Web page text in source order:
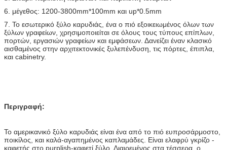
6. μέγεθος: 1200-3800mm*100mm και up*0.5mm
7. Το εσωτερικό ξύλο καρυδιάς, ένα ο πιό εξοικειωμένος όλων των
ξύλων γραφείων, χρησιμοποιείται σε όλους τους τύπους επίπλων,
πορτών, εργασιών γραφείων και εμφάσεων. Δανείζει έναν κλασικό
αισθαμένος στην αρχιτεκτονικές ξυλεπένδυση, τις πόρτες, έπιπλα,
και cabinetry.
Περιγραφή:
Το αμερικανικό ξύλο καρυδιάς είναι ένα από το πιό ευπροσάρμοστο,
ποικίλος, και καλά-αγαπημένος καπλαμάδες. Είναι ελαφρύ γκρίζο -
καφετής στο purplish-καφετί ξύλο. Διαιρεμένος στα τέσσερα, ο